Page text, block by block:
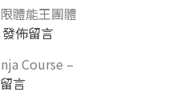
體能王團體
佈留言
Course –
言